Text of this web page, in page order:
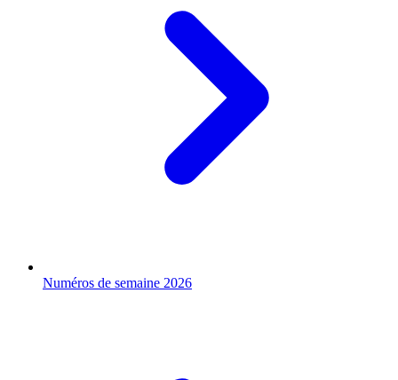
Numéros de semaine 2026